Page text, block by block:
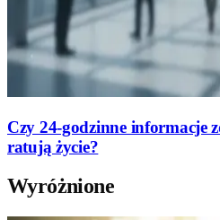
Czy 24-godzinne informacje
ratują życie?
Wyróżnione